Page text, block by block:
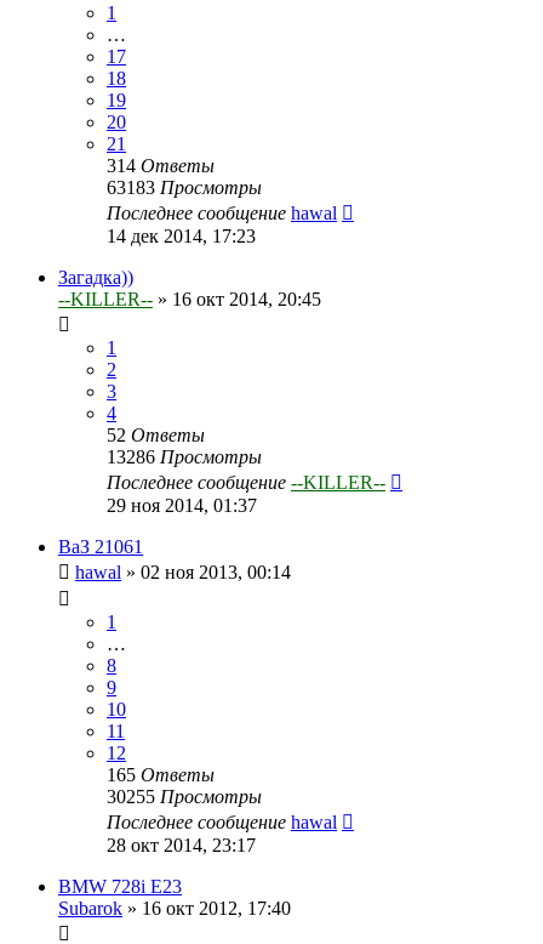
1
…
17
18
19
20
21
314 Ответы
63183 Просмотры
Последнее сообщение hawal
14 дек 2014, 17:23
Загадка))
--KILLER-- » 16 окт 2014, 20:45
1
2
3
4
52 Ответы
13286 Просмотры
Последнее сообщение --KILLER--
29 ноя 2014, 01:37
ВаЗ 21061
hawal » 02 ноя 2013, 00:14
1
…
8
9
10
11
12
165 Ответы
30255 Просмотры
Последнее сообщение hawal
28 окт 2014, 23:17
BMW 728i E23
Subarok » 16 окт 2012, 17:40